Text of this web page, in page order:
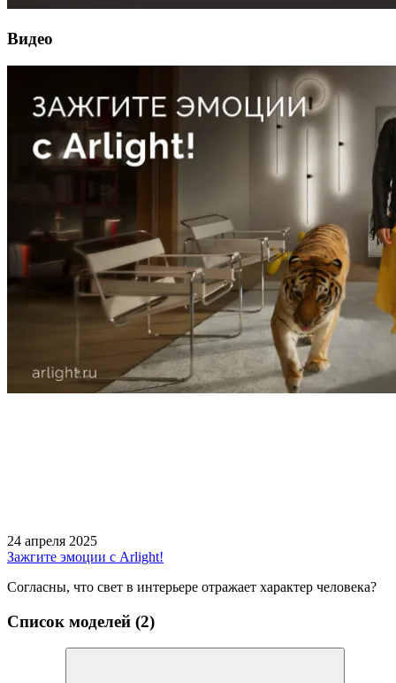
Видео
24 апреля 2025
Зажгите эмоции с Arlight!
Согласны, что свет в интерьере отражает характер человека?
Список моделей (2)